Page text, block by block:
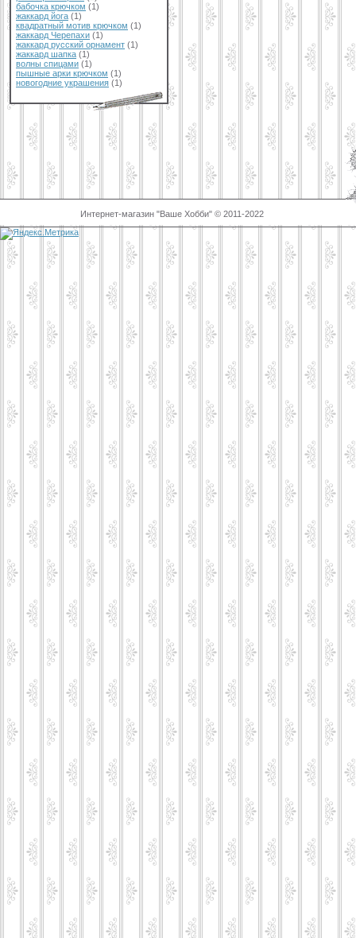
бабочка крючком (1)
жаккард йога (1)
квадратный мотив крючком (1)
жаккард Черепахи (1)
жаккард русский орнамент (1)
жаккард шапка (1)
волны спицами (1)
пышные арки крючком (1)
новогодние украшения (1)
Интернет-магазин "Ваше Хобби" © 2011-2022